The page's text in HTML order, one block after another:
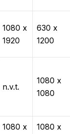
1080 x
1920
630 x
1200
n.v.t.
1080 x
1080
1080 x
1080 x